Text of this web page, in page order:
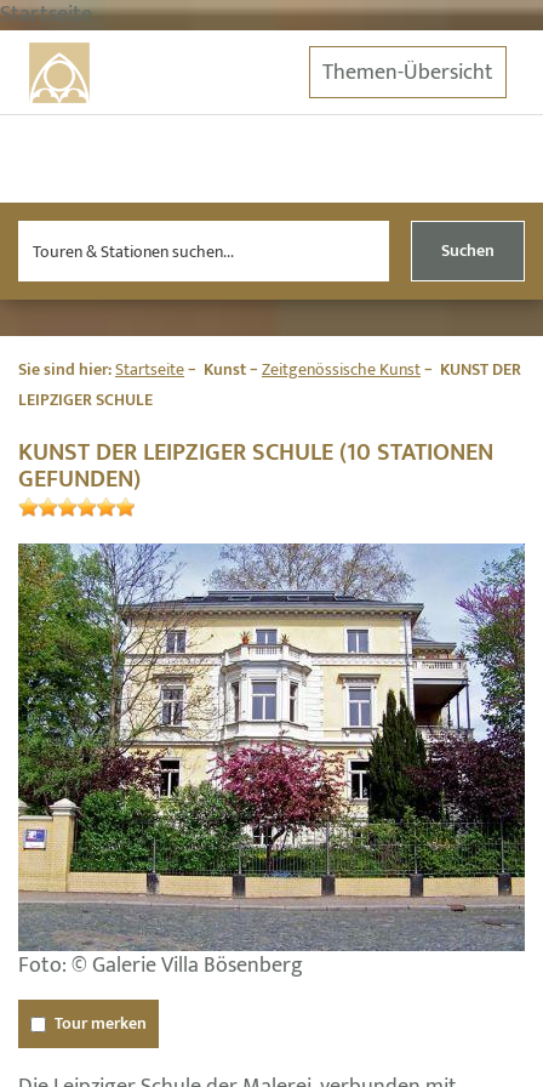
Startseite
Themen-Übersicht
Suchen
Sie sind hier:Startseite Kunst Zeitgenössische Kunst
KUNST DER
LEIPZIGER SCHULE
KUNST DER LEIPZIGER SCHULE (10 STATIONEN
GEFUNDEN)
Foto: © Galerie Villa Bösenberg
Tour merken